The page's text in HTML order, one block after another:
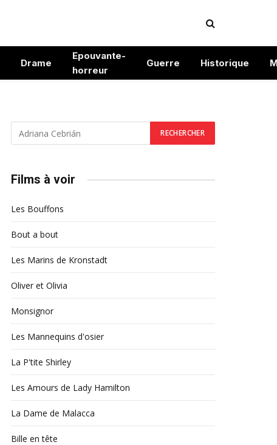
Drame
Epouvante-
horreur
Guerre Historique
Films à voir
Les Bouffons
Bout a bout
Les Marins de Kronstadt
Oliver et Olivia
Monsignor
Les Mannequins d'osier
La P'tite Shirley
Les Amours de Lady Hamilton
La Dame de Malacca
Bille en tête